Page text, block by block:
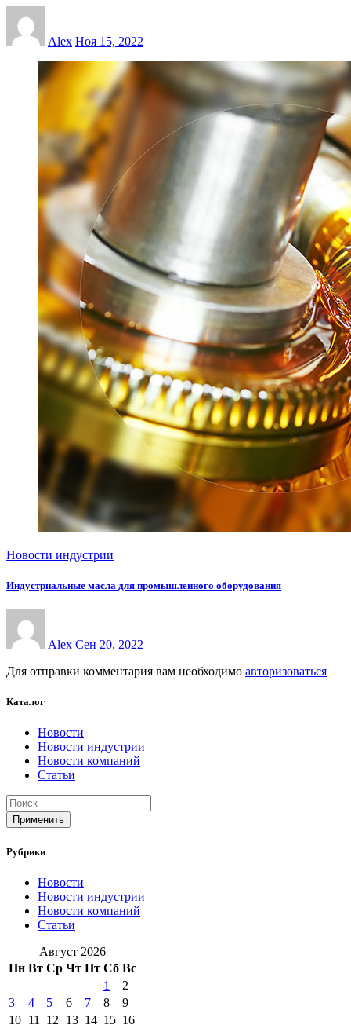
Alex Ноя 15, 2022
Новости индустрии
Индустриальные масла для промышленного оборудования
Alex Сен 20, 2022
Для отправки комментария вам необходимо авторизоваться
Каталог
Новости
Новости индустрии
Новости компаний
Статьи
Применить
Рубрики
Новости
Новости индустрии
Новости компаний
Статьи
Август 2026
Пн Вт Ср Чт Пт Сб Вс
1
2
3
4 5 6 7 8
9
10 11 12 13 14 15 16